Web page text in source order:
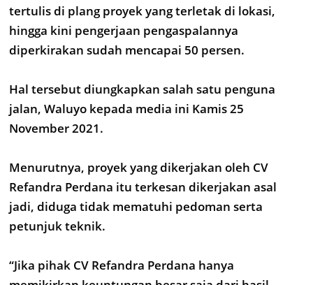
tertulis di plang proyek yang terletak di lokasi,
hingga kini pengerjaan pengaspalannya
diperkirakan sudah mencapai 50 persen.
Hal tersebut diungkapkan salah satu penguna
jalan, Waluyo kepada media ini Kamis 25
November 2021.
Menurutnya, proyek yang dikerjakan oleh CV
Refandra Perdana itu terkesan dikerjakan asal
jadi, diduga tidak mematuhi pedoman serta
petunjuk teknik.
“Jika pihak CV Refandra Perdana hanya